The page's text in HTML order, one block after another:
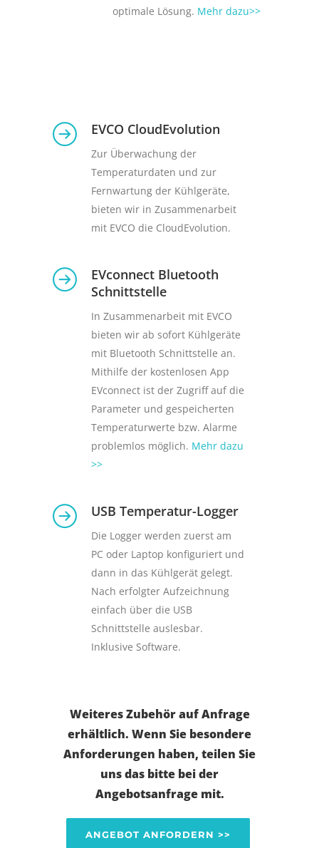
optimale Lösung. Mehr dazu>>
EVCO CloudEvolution
Zur Überwachung der
Temperaturdaten und zur
Fernwartung der Kühlgeräte,
bieten wir in Zusammenarbeit
mit EVCO die CloudEvolution.
EVconnect Bluetooth
Schnittstelle
In Zusammenarbeit mit EVCO
bieten wir ab sofort Kühlgeräte
mit Bluetooth Schnittstelle an.
Mithilfe der kostenlosen App
EVconnect ist der Zugriff auf die
Parameter und gespeicherten
Temperaturwerte bzw. Alarme
problemlos möglich. Mehr dazu
>>
USB Temperatur-Logger
Die Logger werden zuerst am
PC oder Laptop konfiguriert und
dann in das Kühlgerät gelegt.
Nach erfolgter Aufzeichnung
einfach über die USB
Schnittstelle auslesbar.
Inklusive Software.
Weiteres Zubehör auf Anfrage
erhältlich. Wenn Sie besondere
Anforderungen haben, teilen Sie
uns das bitte bei der
Angebotsanfrage mit.
ANGEBOT ANFORDERN >>